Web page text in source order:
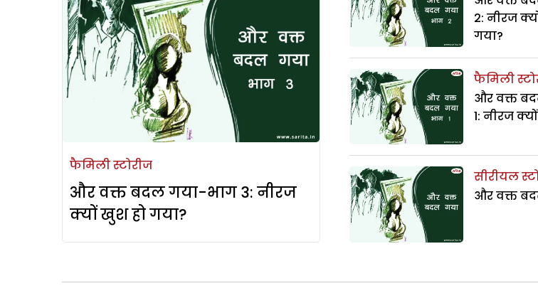
फैमिली स्टोरीज
और वक्त बदल गया-भाग 3: नीरज
क्यों खुश हो गया?
2: नीरज
गया?
फैमिली
और वक्त
1: नीरज
सीरीयल
और वक्त